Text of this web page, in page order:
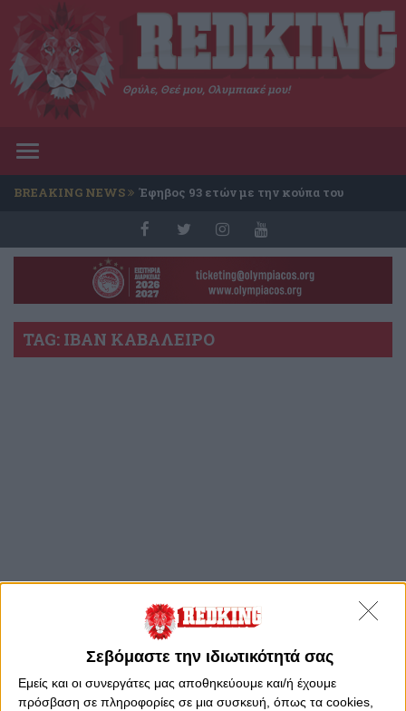
Σεβόμαστε την ιδιωτικότητά σας
Εμείς και οι συνεργάτες μας αποθηκεύουμε και/ή έχουμε
πρόσβαση σε πληροφορίες σε μια συσκευή, όπως τα cookies,
Θρύλε, Θεέ μου, Ολυμπιακέ μου!
Toggle
BREAKING NEWS Έφηβος 93 ετών με την κούπα του
TAG: ΙΒΑΝ ΚΑΒΑΛΕΙΡΟ